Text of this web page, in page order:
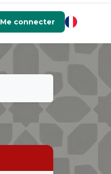
Me connecter